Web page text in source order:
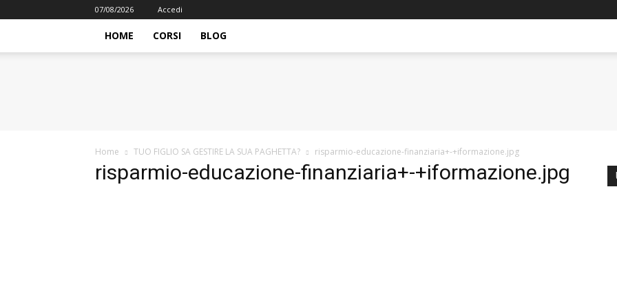
07/08/2026 Accedi
HOME CORSI BLOG
Home TUO FIGLIO SA GESTIRE LA SUA PAGHETTA? risparmio-educazione-finanziaria+-+iformazione.jpg
risparmio-educazione-finanziaria+-+iformazione.jpg